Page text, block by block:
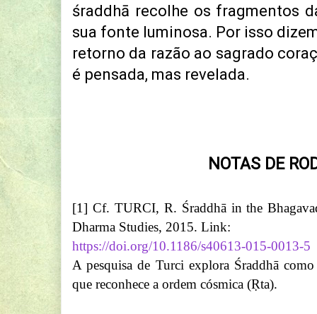
śraddhā recolhe os fragmentos
sua fonte luminosa. Por isso
retorno da razão ao sagrado
é pensada, mas revelada.
NOTAS DE
[1] Cf. TURCI, R. Śraddhā in the
Dharma Studies, 2015. Link:
https://doi.org/10.1186/s40613-015-0013-5
A pesquisa de Turci explora Śraddhā
que reconhece a ordem cósmica (Ṛta).